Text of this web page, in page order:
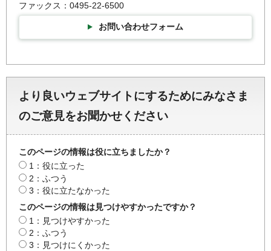
ファックス：0495-22-6500
お問い合わせフォーム
より良いウェブサイトにするためにみなさま
のご意見をお聞かせください
このページの情報は役に立ちましたか？
1：役に立った
2：ふつう
3：役に立たなかった
このページの情報は見つけやすかったですか？
1：見つけやすかった
2：ふつう
3：見つけにくかった